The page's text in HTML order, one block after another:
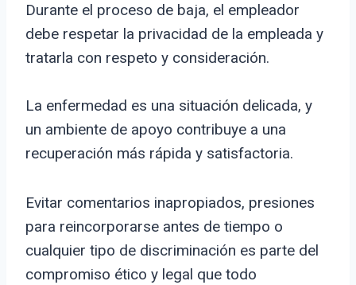
Durante el proceso de baja, el empleador
debe respetar la privacidad de la empleada y
tratarla con respeto y consideración.
La enfermedad es una situación delicada, y
un ambiente de apoyo contribuye a una
recuperación más rápida y satisfactoria.
Evitar comentarios inapropiados, presiones
para reincorporarse antes de tiempo o
cualquier tipo de discriminación es parte del
compromiso ético y legal que todo